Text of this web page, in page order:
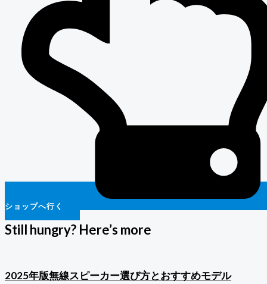
ショップへ行く
Still hungry? Here’s more
2025年版無線スピーカー選び方とおすすめモデル